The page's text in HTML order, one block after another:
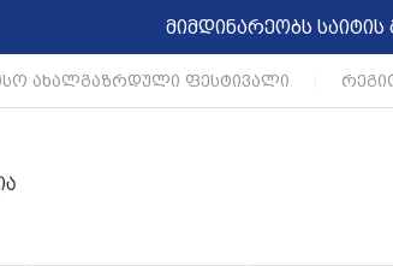
მიმდინარეობს საიტის
ახალგაზრდული ფესტივალი